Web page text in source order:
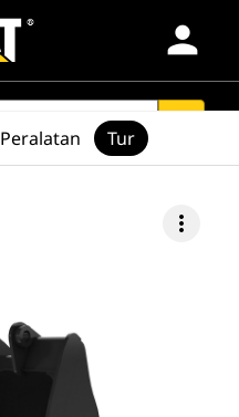
person
more_vert
Peralatan Tur